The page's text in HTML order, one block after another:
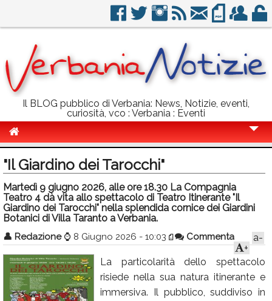
Il BLOG pubblico di Verbania: News, Notizie, eventi,
curiosità, vco : Verbania : Eventi
Politica
Sport
Eventi
Info Utili
Rubriche
Calendario
"Il Giardino dei Tarocchi"
Martedì 9 giugno 2026, alle ore 18.30 La Compagnia
Teatro 4 dà vita allo spettacolo di Teatro Itinerante "Il
Giardino dei Tarocchi" nella splendida cornice dei Giardini
Botanici di Villa Taranto a Verbania.
👤 Redazione ⌚ 8 Giugno 2026 - 10:03 Commenta
a-
+
La particolarità dello spettacolo
risiede nella sua natura itinerante e
immersiva. Il pubblico, suddiviso in